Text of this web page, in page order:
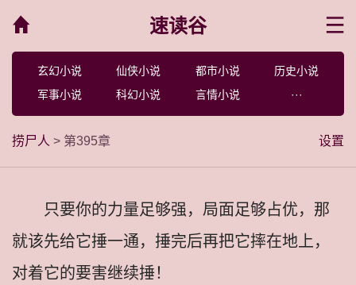
速读谷
玄幻小说 仙侠小说 都市小说
历史小说
军事小说
科幻小说 言情小说 ···
设置
捞尸人 > 第395章
只要你的力量足够强，局面足够占优，那
就该先给它捶一通，捶完后再把它摔在地上，
对着它的要害继续捶！